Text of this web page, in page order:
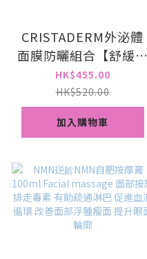
CRISTADERM外泌體
面膜防曬組合【舒緩修
護面膜五片 x 活能緊
致提拉面膜五片 x 活
能防曬隔離霜50g】
HK$455.00
HK$520.00
加入購物車